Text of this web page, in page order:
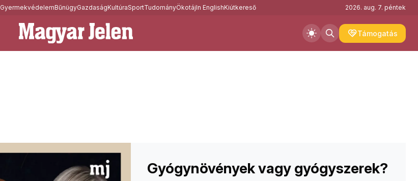
GyermekvédelemBűnügyGazdaságKultúraSportTudományÖkotájIn EnglishKiútkereső 2026. aug. 7. péntek
Támogatás
Gyógynövények vagy gyógyszerek?